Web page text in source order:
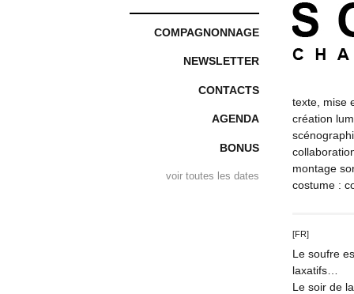
COMPAGNONNAGE
NEWSLETTER
CONTACTS
AGENDA
BONUS
voir toutes les dates
texte, mise
création
montage
costume :
[FR]
Le soufre
laxatifs…
Le soir de